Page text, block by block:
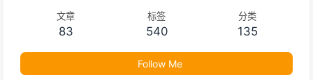
文章
83
标签
540
分类
135
Follow Me